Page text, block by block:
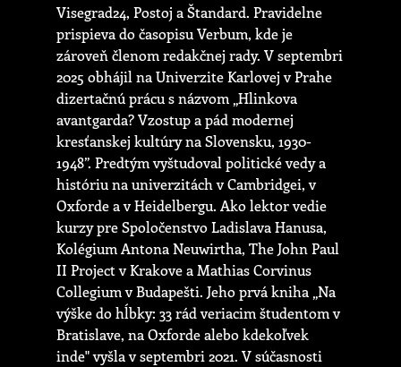
Visegrad24, Postoj a Štandard. Pravidelne
prispieva do časopisu Verbum, kde je
zároveň členom redakčnej rady. V septembri
2025 obhájil na Univerzite Karlovej v Prahe
dizertačnú prácu s názvom „Hlinkova
avantgarda? Vzostup a pád modernej
kresťanskej kultúry na Slovensku, 1930-
1948”. Predtým vyštudoval politické vedy a
históriu na univerzitách v Cambridgei, v
Oxforde a v Heidelbergu. Ako lektor vedie
kurzy pre Spoločenstvo Ladislava Hanusa,
Kolégium Antona Neuwirtha, The John Paul
II Project v Krakove a Mathias Corvinus
Collegium v Budapešti. Jeho prvá kniha „Na
výške do hĺbky: 33 rád veriacim študentom v
Bratislave, na Oxforde alebo kdekoľvek
inde" vyšla v septembri 2021. V súčasnosti